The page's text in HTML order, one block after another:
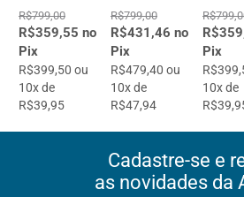
R$799,00
R$359,55 no
Pix
R$399,50 ou
10x de
R$39,95
R$799,00
R$431,46 no
Pix
R$479,40 ou
10x de
R$47,94
Pix
10x de
Cadastre-se e
as novidades da